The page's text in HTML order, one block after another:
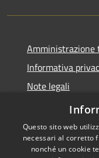
Amministrazione
Informativa
Note legali
Dichiarazione di
Questo sito web
necessari al corretto
nonché un cookie